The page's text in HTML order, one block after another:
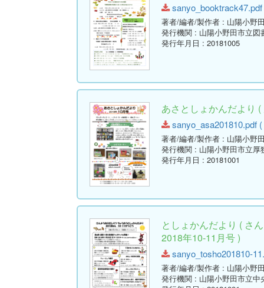
著者/編者/製作者 : 山陽小野
発行機関 : 山陽小野田市立図
発行年月日 : 20181005
あさとしょかんだより
sanyo_asa201810.pdf
著者/編者/製作者 : 山陽小野
発行機関 : 山陽小野田市立厚
発行年月日 : 20181001
としょかんだより ( さ
2018年10-11月号 )
sanyo_tosho201810-
著者/編者/製作者 : 山陽小野
発行機関 : 山陽小野田市立中